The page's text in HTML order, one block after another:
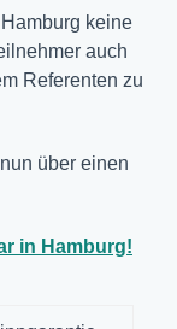
keine
auch
Referenten zu
über einen
in Hamburg!